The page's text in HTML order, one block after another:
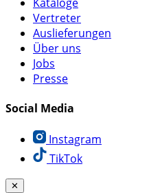
Vertreter
Auslieferungen
Über uns
Jobs
Presse
Social Media
Instagram
TikTok
✕